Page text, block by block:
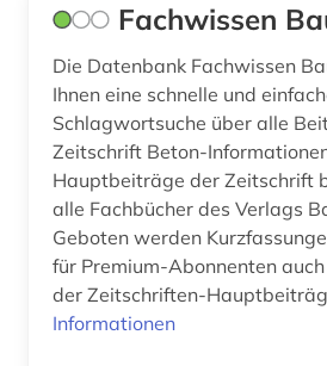
bau (1)
bauabrechnung (1)
bauakademie (1)
bauausführung (1)
Fachwissen
Die Datenbank Fachwissen
Ihnen eine schnelle und
Schlagwortsuche über alle
Zeitschrift Beton-
Hauptbeiträge der Zeitschrift
alle Fachbücher des Verlags
Geboten werden
für Premium-Abonnenten
der Zeitschriften-
Informationen